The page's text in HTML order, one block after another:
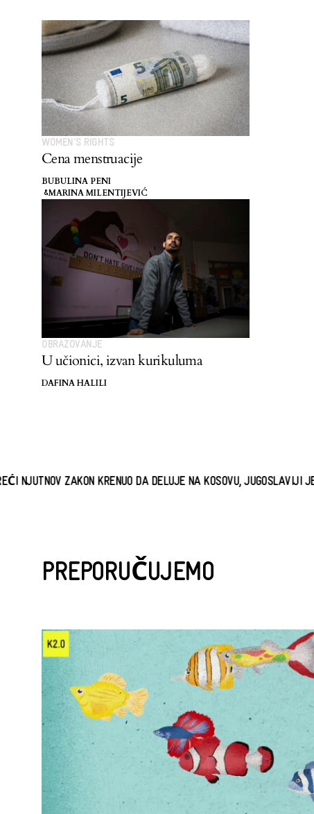
WOMEN'S RIGHTS
Cena menstruacije
BUBULINA PENI
&MARINA MILENTIJEVIĆ
OBRAZOVANJE
U učionici, izvan kurikuluma
DAFINA HALILI
KRENUO DA DELUJE NA KOSOVU, JUGOSLAVIJI JE UBRZO
PREPORUČUJEMO